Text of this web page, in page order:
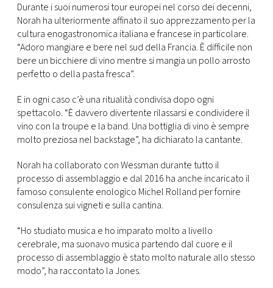
Durante i suoi numerosi tour europei nel corso dei decenni,
Norah ha ulteriormente affinato il suo apprezzamento per la
cultura enogastronomica italiana e francese in particolare.
“Adoro mangiare e bere nel sud della Francia. È difficile non
bere un bicchiere di vino mentre si mangia un pollo arrosto
perfetto o della pasta fresca”.
E in ogni caso c’è una ritualità condivisa dopo ogni
spettacolo. “È davvero divertente rilassarsi e condividere il
vino con la troupe e la band. Una bottiglia di vino è sempre
molto preziosa nel backstage”, ha dichiarato la cantante.
Norah ha collaborato con Wessman durante tutto il
processo di assemblaggio e dal 2016 ha anche incaricato il
famoso consulente enologico Michel Rolland per fornire
consulenza sui vigneti e sulla cantina.
“Ho studiato musica e ho imparato molto a livello
cerebrale, ma suonavo musica partendo dal cuore e il
processo di assemblaggio è stato molto naturale allo stesso
modo”, ha raccontato la Jones.